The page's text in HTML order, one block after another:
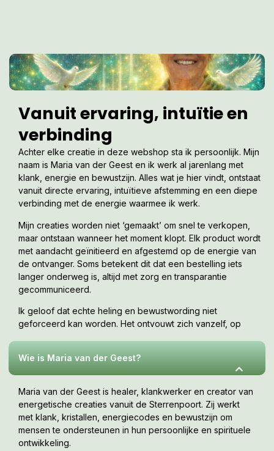
Vanuit ervaring, intuïtie en
verbinding
Achter elke creatie in deze webshop sta ik persoonlijk. Mijn
naam is Maria van der Geest en ik werk al jarenlang met
klank, energie en bewustzijn. Alles wat je hier vindt, ontstaat
vanuit directe ervaring, intuïtieve afstemming en een diepe
verbinding met de energie waarmee ik werk.
Mijn creaties worden niet ‘gemaakt’ om snel te verkopen,
maar ontstaan wanneer het moment klopt. Elk product wordt
met aandacht geïnitieerd en afgestemd op de energie van
de ontvanger. Soms betekent dit dat een bestelling iets
langer onderweg is, altijd met zorg en transparantie
gecommuniceerd.
Ik geloof dat echte heling en bewustwording niet
geforceerd kan worden. Het ontvouwt zich vanzelf, op
Wie is Maria van der Geest?
Maria van der Geest is healer, klankwerker en creator van
energetische creaties vanuit de Sterrenpoort. Zij werkt
met klank, kristallen, energiecodes en bewustzijn om
mensen te ondersteunen in hun persoonlijke en spirituele
ontwikkeling.